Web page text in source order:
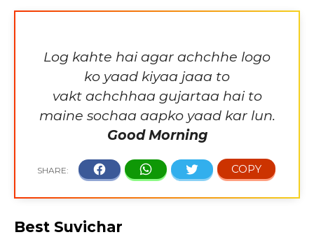
Log kahte hai agar achchhe logo
ko yaad kiyaa jaaa to
vakt achchhaa gujartaa hai to
maine sochaa aapko yaad kar lun.
Good Morning
Best Suvichar